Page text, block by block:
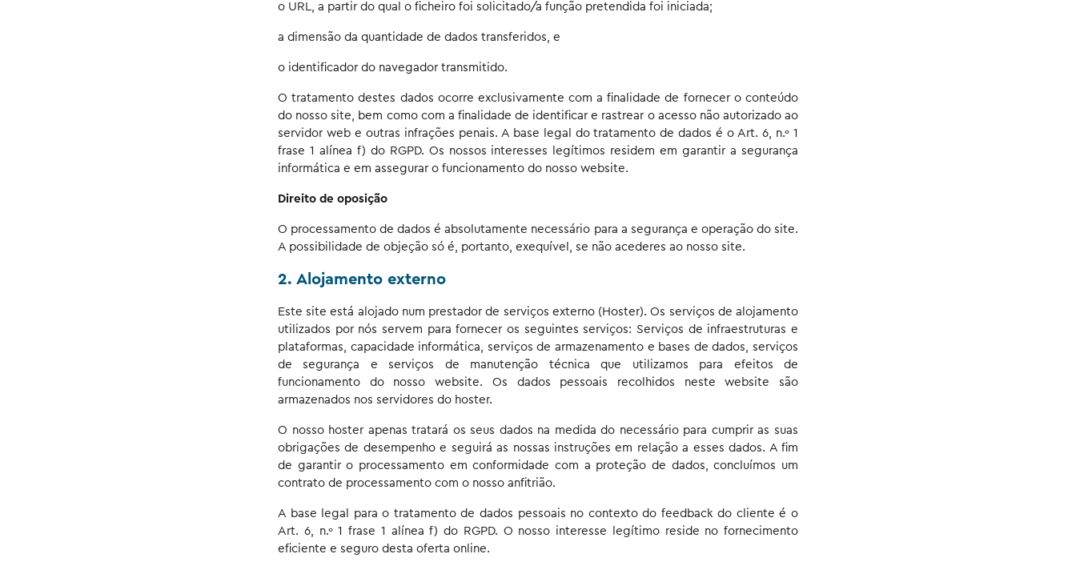
o URL, a partir do qual o ficheiro foi solicitado/a função pretendida foi iniciada;
a dimensão da quantidade de dados transferidos, e
o identificador do navegador transmitido.
O tratamento destes dados ocorre exclusivamente com a finalidade de fornecer o conteúdo
do nosso site, bem como com a finalidade de identificar e rastrear o acesso não autorizado ao
servidor web e outras infrações penais. A base legal do tratamento de dados é o Art. 6, n.º 1
frase 1 alínea f) do RGPD. Os nossos interesses legítimos residem em garantir a segurança
informática e em assegurar o funcionamento do nosso website.
Direito de oposição
O processamento de dados é absolutamente necessário para a segurança e operação do site.
A possibilidade de objeção só é, portanto, exequível, se não acederes ao nosso site.
2. Alojamento externo
Este site está alojado num prestador de serviços externo (Hoster). Os serviços de alojamento
utilizados por nós servem para fornecer os seguintes serviços: Serviços de infraestruturas e
plataformas, capacidade informática, serviços de armazenamento e bases de dados, serviços
de segurança e serviços de manutenção técnica que utilizamos para efeitos de
funcionamento do nosso website. Os dados pessoais recolhidos neste website são
armazenados nos servidores do hoster.
O nosso hoster apenas tratará os seus dados na medida do necessário para cumprir as suas
obrigações de desempenho e seguirá as nossas instruções em relação a esses dados. A fim
de garantir o processamento em conformidade com a proteção de dados, concluímos um
contrato de processamento com o nosso anfitrião.
A base legal para o tratamento de dados pessoais no contexto do feedback do cliente é o
Art. 6, n.º 1 frase 1 alínea f) do RGPD. O nosso interesse legítimo reside no fornecimento
eficiente e seguro desta oferta online.